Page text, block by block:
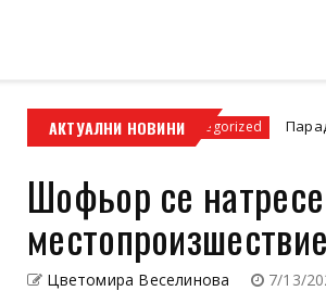
АКТУАЛНИ НОВИНИ
Uncategorized Парад на
Шофьор се
Цветомира Веселинова 7/13/